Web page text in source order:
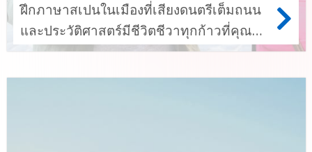
ฝึกภาษาสเปนในเมืองที่เสียงดนตรีเต็มถนน
และประวัติศาสตร์มีชีวิตชีวาทุกก้าวที่คุณ
เดิน